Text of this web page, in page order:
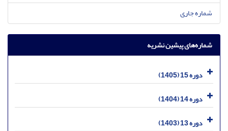
شماره جاری
شماره‌های پیشین نشریه
دوره 15 (1405)
دوره 14 (1404)
دوره 13 (1403)